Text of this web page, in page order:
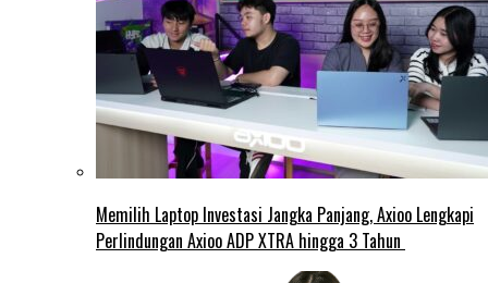
Memilih Laptop Investasi Jangka Panjang, Axioo Lengkapi
Perlindungan Axioo ADP XTRA hingga 3 Tahun